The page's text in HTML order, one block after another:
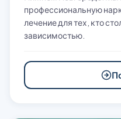
профессиональную
лечение для тех, кто
зависимостью.